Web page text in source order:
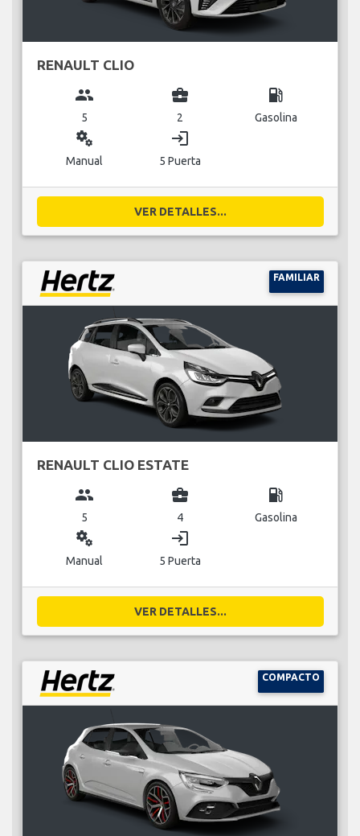
RENAULT CLIO
group
5
business_center
2
local_gas_station
Gasolina
miscellaneous_services
Manual
login
5 Puerta
VER DETALLES...
FAMILIAR
RENAULT CLIO ESTATE
group
5
business_center
4
local_gas_station
Gasolina
miscellaneous_services
Manual
login
5 Puerta
VER DETALLES...
COMPACTO